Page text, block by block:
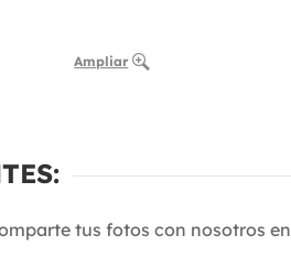
Ampliar
tus fotos con nosotros en